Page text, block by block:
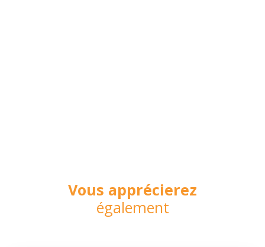
Vous apprécierez
également